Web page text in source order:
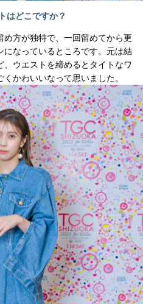
はどこですか？
方が独特で、一回留めてから更
になっているところです。元は結
ウエストを締めるとタイトなワ
かわいいなって思いました。